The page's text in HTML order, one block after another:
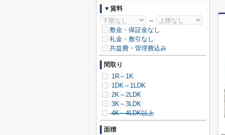
▼賃料
～
敷金・保証金なし
礼金・敷引なし
共益費・管理費込み
間取り
1R～1K
1DK～1LDK
2K～2LDK
3K～3LDK
4K～4LDK以上
面積